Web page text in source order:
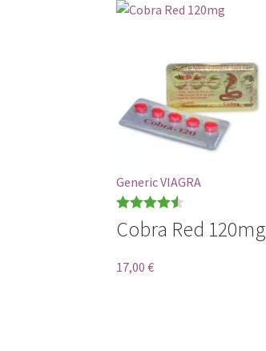
Generic VIAGRA
Bewertet
von 5
Cobra Red 120mg
17,00€